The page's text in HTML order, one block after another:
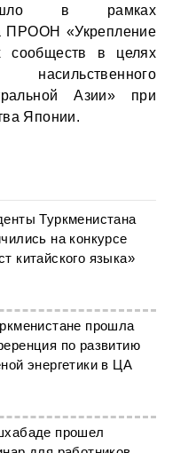
в рамках
ПРООН «Укрепление
сообществ в целях
Азии» при
Японии.
Туркменистана
на конкурсе
китайского языка»
прошла
по развитию
энергетики в ЦА
прошел